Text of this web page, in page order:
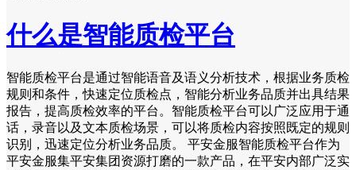
什么是智能质检平台
智能质检平台是通过智能语音及语义分析技术，根据业务质检
规则和条件，快速定位质检点，智能分析业务品质并出具结果
报告，提高质检效率的平台。智能质检平台可以广泛应用于通
话，录音以及文本质检场景，可以将质检内容按照既定的规则
识别，迅速定位分析业务品质。 平安金服智能质检平台作为
平安金服集平安集团资源打磨的一款产品，在平安内部广泛实